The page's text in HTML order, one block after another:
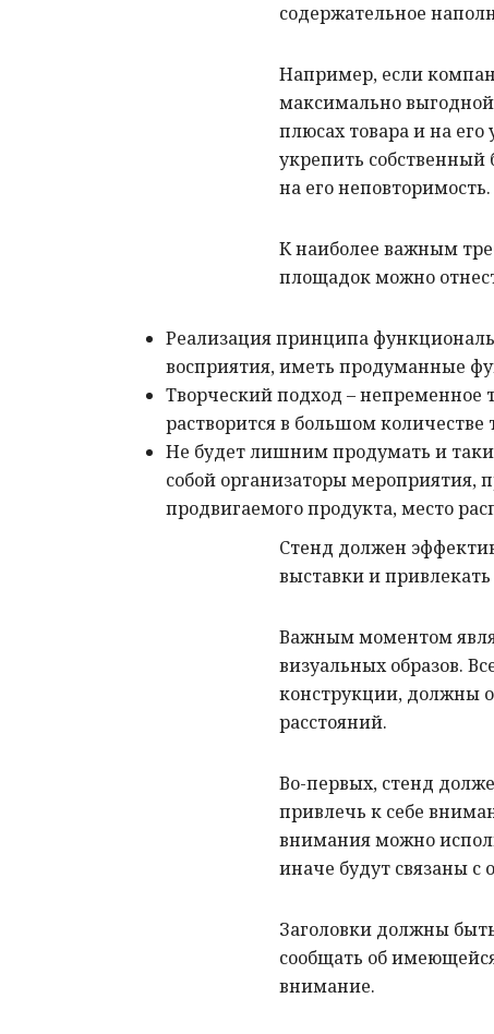
содержательное
Например, если
максимально выгодной
плюсах товара и на
укрепить собственный
на его неповторимость.
К наиболее важным
площадок можно
Реализация принципа
восприятия, иметь продуманные
Творческий подход – непременное
растворится в большом
Не будет лишним продумать и
собой организаторы
продвигаемого продукта, место
Стенд должен
выставки и
Важным моментом
визуальных образов.
конструкции, должны
расстояний.
Во-первых, стенд
привлечь к себе
внимания можно
иначе будут связаны с
Заголовки должны
сообщать об
внимание.